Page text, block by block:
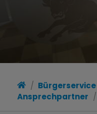
Bürgerservice
Ansprechpartner